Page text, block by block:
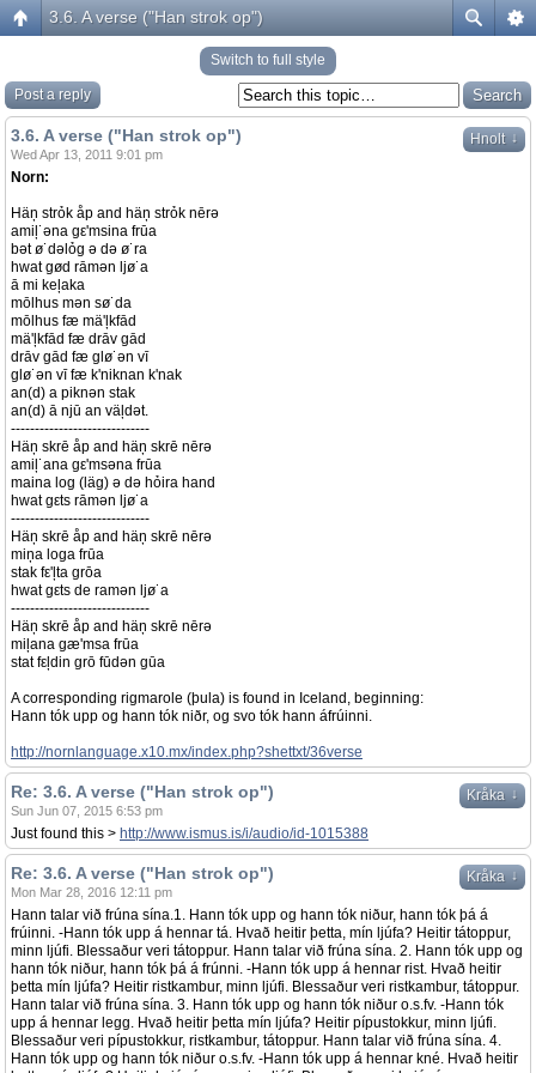
3.6. A verse ("Han strok op")
Switch to full style
Post a reply
Hnolt ↓
3.6. A verse ("Han strok op")
Wed Apr 13, 2011 9:01 pm
Norn:
Häņ strỏk åp and häņ strỏk nērə
amiļ˙əna gε'msina frūa
bət ø˙dəlỏg ə də ø˙ra
hwat gød rāmən ljø˙a
ā mi keļaka
mōlhus mən sø˙da
mōlhus fæ mä'ļkfād
mä'ļkfād fæ drāv gād
drāv gād fæ glø˙ən vī
glø˙ən vī fæ k'niknan k'nak
an(d) a piknən stak
an(d) ā njū an väļdət.
-----------------------------
Häņ skrē åp and häņ skrē nērə
amiļ˙ana gε'msəna frūa
maina log (läg) ə də hỏira hand
hwat gεts rāmən ljø˙a
-----------------------------
Häņ skrē åp and häņ skrē nērə
miņa loga frūa
stak fε'ļta grōa
hwat gεts de ramən ljø˙a
-----------------------------
Häņ skrē åp and häņ skrē nērə
miļana gæ'msa frūa
stat fεļdin grō fūdən gūa
A corresponding rigmarole (þula) is found in Iceland, beginning:
Hann tók upp og hann tók niðr, og svo tók hann áfrúinni.
http://nornlanguage.x10.mx/index.php?shettxt/36verse
Kråka ↓
Re: 3.6. A verse ("Han strok op")
Sun Jun 07, 2015 6:53 pm
Just found this > http://www.ismus.is/i/audio/id-1015388
Kråka ↓
Re: 3.6. A verse ("Han strok op")
Mon Mar 28, 2016 12:11 pm
Hann talar við frúna sína.1. Hann tók upp og hann tók niður, hann tók þá á
frúinni. -Hann tók upp á hennar tá. Hvað heitir þetta, mín ljúfa? Heitir tátoppur,
minn ljúfi. Blessaður veri tátoppur. Hann talar við frúna sína. 2. Hann tók upp og
hann tók niður, hann tók þá á frúnni. -Hann tók upp á hennar rist. Hvað heitir
þetta mín ljúfa? Heitir ristkambur, minn ljúfi. Blessaður veri ristkambur, tátoppur.
Hann talar við frúna sína. 3. Hann tók upp og hann tók niður o.s.fv. -Hann tók
upp á hennar legg. Hvað heitir þetta mín ljúfa? Heitir pípustokkur, minn ljúfi.
Blessaður veri pípustokkur, ristkambur, tátoppur. Hann talar við frúna sína. 4.
Hann tók upp og hann tók niður o.s.fv. -Hann tók upp á hennar kné. Hvað heitir